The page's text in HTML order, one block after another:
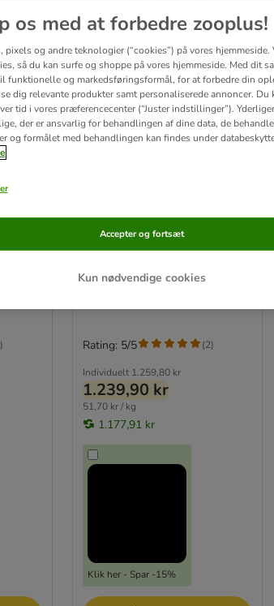
)
Hill's Science Plan Perfect
Weight Adult 1+ Medium
Økonomipakke: 2 x 12 kg
Individuelt 1.259,80 kr
1.239,90 kr
51,70 kr / kg
1.177,91 kr
Klik her - Spar -15%
Rating: 5/5 (2)
os med at forbedre zooplus!
pixels og andre teknologier (“cookies”) på vores
så du kan surfe og shoppe på vores hjemmeside. Med dit
funktionelle og markedsføringsformål, for at forbedre din
dig relevante produkter samt personaliserede annoncer. Du
tid i vores præferencecenter (“Juster indstillinger”).
der er ansvarlig for behandlingen af ​​dine data, de
og formålet med behandlingen kan findes under
Kun nødvendige cookies
Accepter og fortsæt